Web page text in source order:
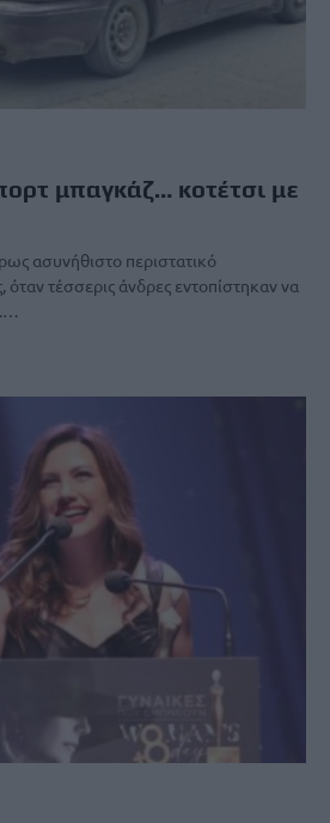
μπαγκάζ… κοτέτσι με
ασυνήθιστο περιστατικό
όταν τέσσερις άνδρες εντοπίστηκαν να